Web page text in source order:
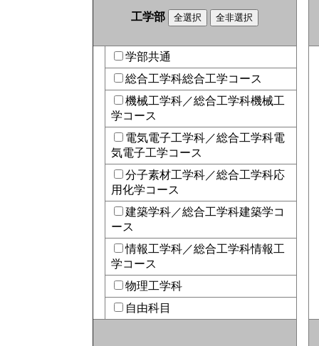
工学部
学部共通
総合工学科総合工学コース
機械工学科／総合工学科機械工
学コース
電気電子工学科／総合工学科電
気電子工学コース
分子素材工学科／総合工学科応
用化学コース
建築学科／総合工学科建築学コ
ース
情報工学科／総合工学科情報工
学コース
物理工学科
自由科目